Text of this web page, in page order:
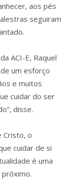
aos pés
seguiram
ACI-E, Raquel
um esforço
e muitos
cuidar do ser
disse.
Cristo, o
cuidar de si
é uma
próximo.